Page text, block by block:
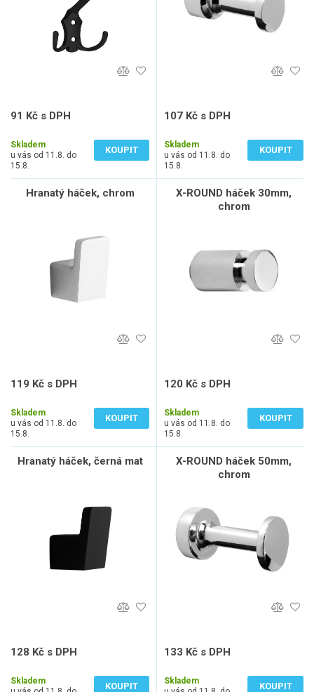
91 Kč s DPH
Skladem
u vás od 11.8. do
15.8.
KOUPIT
107 Kč s DPH
Skladem
u vás od 11.8. do
15.8.
KOUPIT
Hranatý háček, chrom
119 Kč s DPH
Skladem
u vás od 11.8. do
15.8.
KOUPIT
X-ROUND háček 30mm,
chrom
120 Kč s DPH
Skladem
u vás od 11.8. do
15.8.
KOUPIT
Hranatý háček, černá mat
128 Kč s DPH
Skladem
KOUPIT
X-ROUND háček 50mm,
chrom
133 Kč s DPH
Skladem
KOUPIT